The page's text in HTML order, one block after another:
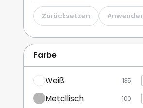
Zurücksetzen
Farbe
Weiß 135
Metallisch 100